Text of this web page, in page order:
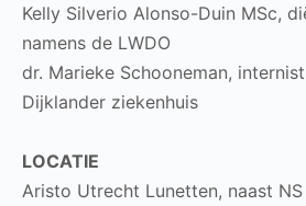
Kelly Silverio Alonso-Duin MSc,
namens de LWDO
dr. Marieke Schooneman,
Dijklander ziekenhuis
LOCATIE
Aristo Utrecht Lunetten, naast